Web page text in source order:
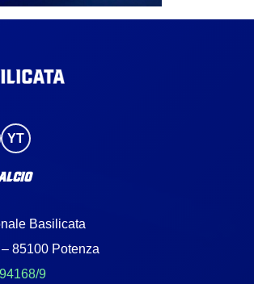
YT
Basilicata
85100 Potenza
9